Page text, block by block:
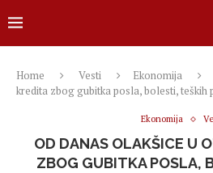
Home Vesti Ekonomija
kredita zbog gubitka posla, bolesti, teških
Ekonomija
OD DANAS OLAKŠICE U
ZBOG GUBITKA POSLA,